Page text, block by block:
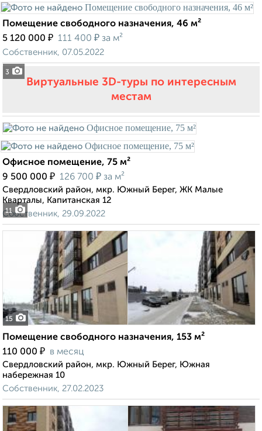
3
Помещение свободного назначения, 46 м²
5 120 000 ₽ 111 400 ₽ за м²
Собственник, 07.05.2022
Виртуальные 3D-туры по интересным
местам
11
Офисное помещение, 75 м²
9 500 000 ₽ 126 700 ₽ за м²
Свердловский район, мкр. Южный Берег, ЖК Малые
Кварталы, Капитанская 12
Собственник, 29.09.2022
15
Помещение свободного назначения, 153 м²
110 000 ₽ в месяц
Свердловский район, мкр. Южный Берег, Южная
набережная 10
Собственник, 27.02.2023